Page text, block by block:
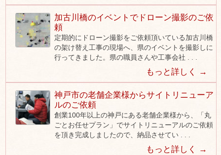
加古川橋のイベントでドローン撮影のご依
頼
定期的にドローン撮影をご依頼頂いている加古川橋
の架け替え工事の現場へ、県のイベントを撮影しに
行ってきました。県の職員さんや工事会社 . . .
もっと詳しく →
神戸市の老舗企業様からサイトリニューア
ルのご依頼
創業100年以上の神戸にある老舗企業様から、「丸
ごとお任せプラン」でサイトリニューアルのご依頼
を頂き完成しましたので、納品させてい . . .
もっと詳しく →